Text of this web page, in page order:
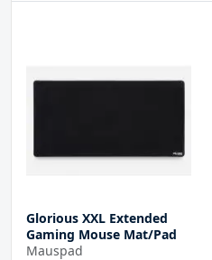
Glorious XXL Extended
Gaming Mouse Mat/Pad
Mauspad